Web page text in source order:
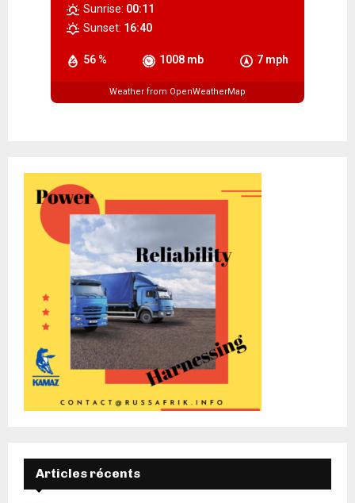
56 % 1008 mb 7 mph
Sunrise: 00:11
Sunset: 16:40
Weather from OpenWeatherMap
Articles récents